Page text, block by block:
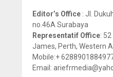
Editor’s Office : Jl.
no.46A Surabaya
Representatif Office:
James, Perth, Western
Mobile:+
Email: